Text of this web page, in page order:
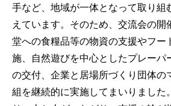
手など、地域が一体となって取り組
えています。そのため、交流会の開
堂への食糧品等の物資の支援やフー
施、自然遊びを中心としたプレーパ
の交付、企業と居場所づくり団体の
組を継続的に実施してまいりました